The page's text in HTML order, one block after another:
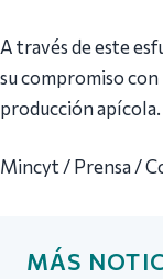
A través de este
su compromiso
producción apícola.
Mincyt / Prensa /
MÁS